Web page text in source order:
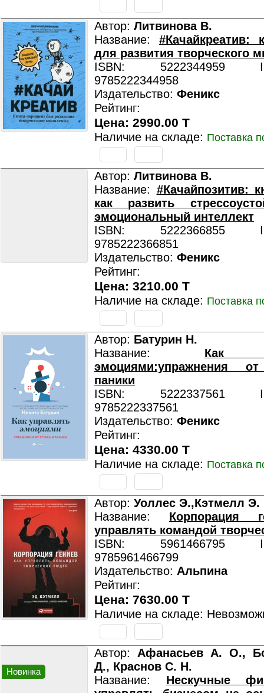
Автор: Литвинова В.
Название: #Качайкреатив:
для развития творческого
ISBN: 5222344959
9785222344958
Издательство: Феникс
Рейтинг:
Цена: 2990.00 T
Наличие на складе: Поставка
Автор: Литвинова В.
Название: #Качайпозитив:
как развить
эмоциональный интеллект
ISBN: 5222366855
9785222366851
Издательство: Феникс
Рейтинг:
Цена: 3210.00 T
Наличие на складе: Поставка
Автор: Батурин Н.
Название: Как
эмоциями:упражнения
паники
ISBN: 5222337561
9785222337561
Издательство: Феникс
Рейтинг:
Цена: 4330.00 T
Наличие на складе: Поставка
Автор: Уоллес Э.,Кэтмелл Э.
Название: Корпорация
управлять командой
ISBN: 5961466795
9785961466799
Издательство: Альпина
Рейтинг:
Цена: 7630.00 T
Наличие на складе:
Новинка
Автор: Афанасьев А. О.,
Д., Краснов С. Н.
Название: Нескучные